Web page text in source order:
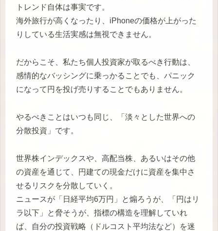
トレンド自体は事実です。
海外旅行が高くなったり、iPhoneの価格が上がった
りしている生活実感は無視できません。
だからこそ、私たち個人投資家が取るべき行動は、
感情的なバッシングに乗っかることでも、パニック
になって円を投げ売りすることでもありません。
やるべきことはいつも同じ、「淡々とした世界への
分散投資」です。
世界株インデックスや、高配当株、あるいはその他
の資産を通じて、円建ての現金だけに資産を集中さ
せるリスクを分散していく。
ニュースが「日経平均6万円」と煽ろうが、「円はリ
ラ以下」と脅そうが、指標の構造を理解していれ
ば、自分の投資戦略（ドルコスト平均法など）を迷